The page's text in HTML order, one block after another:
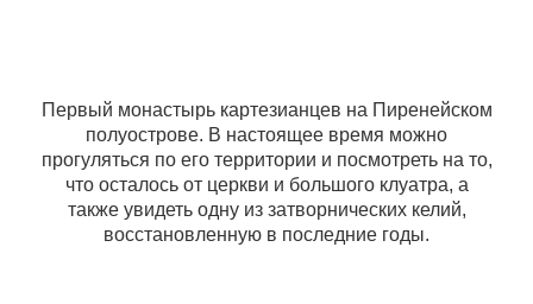
Первый монастырь картезианцев на Пиренейском
полуострове. В настоящее время можно
прогуляться по его территории и посмотреть на то,
что осталось от церкви и большого клуатра, а
также увидеть одну из затворнических келий,
восстановленную в последние годы.